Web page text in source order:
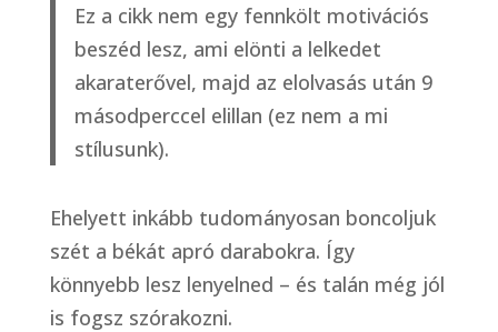
Ez a cikk nem egy fennkölt motivációs
beszéd lesz, ami elönti a lelkedet
akaraterővel, majd az elolvasás után 9
másodperccel elillan (ez nem a mi
stílusunk).
Ehelyett inkább tudományosan boncoljuk
szét a békát apró darabokra. Így
könnyebb lesz lenyelned – és talán még jól
is fogsz szórakozni.